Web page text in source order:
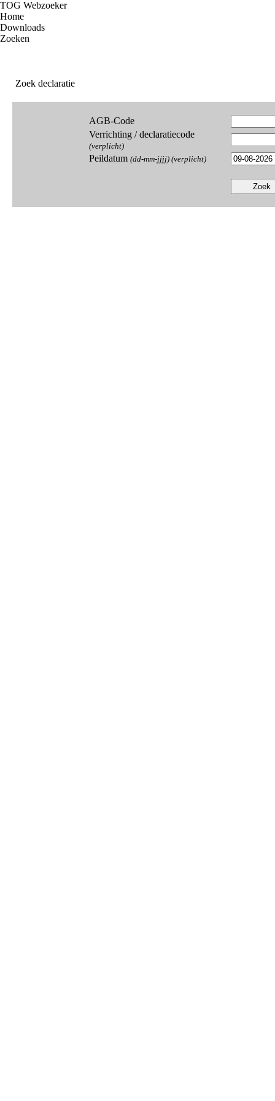
TOG Webzoeker
Home
Downloads
Zoeken
Zoek declaratie
AGB-Code
Verrichting / declaratiecode
(verplicht)
Peildatum (dd-mm-jjjj) (verplicht)